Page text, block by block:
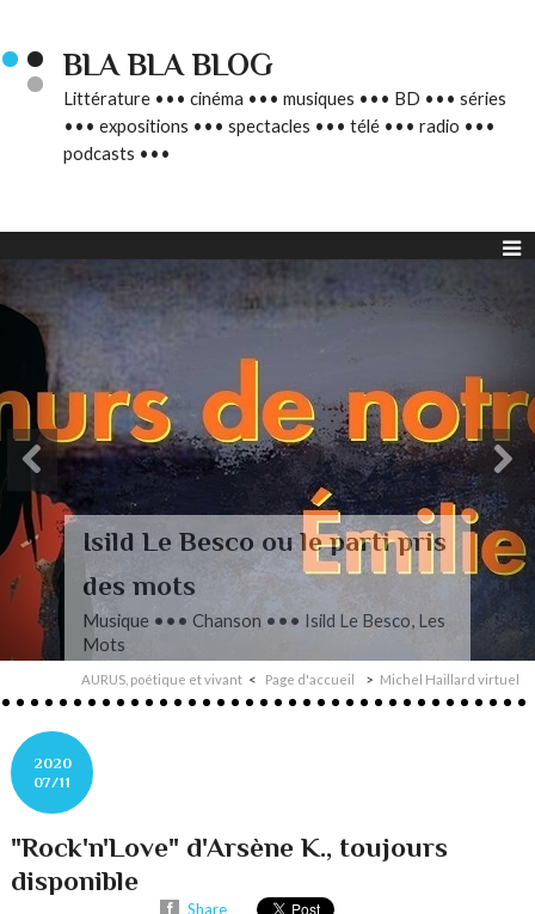
BLA BLA BLOG
Littérature ••• cinéma ••• musiques ••• BD ••• séries
••• expositions ••• spectacles ••• télé ••• radio •••
podcasts •••
L’autre Mendelssohn
Musique ••• Classique ••• Fanny
Mendelssohn, Das Jahr
AURUS, poétique et vivant Page d'accueil Michel Haillard virtuel
2020
07/11
"Rock'n'Love" d'Arsène K., toujours
disponible
Share